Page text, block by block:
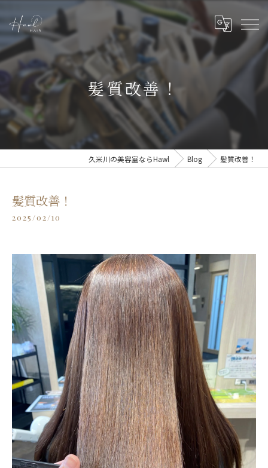
髪質改善！
久米川の美容室ならHawl Blog 髪質改善！
髪質改善！
2025/02/10